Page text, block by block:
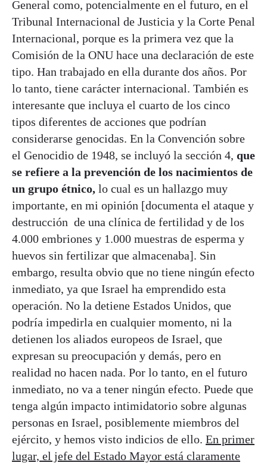
General como, potencialmente en el futuro, en el
Tribunal Internacional de Justicia y la Corte Penal
Internacional, porque es la primera vez que la
Comisión de la ONU hace una declaración de este
tipo. Han trabajado en ella durante dos años. Por
lo tanto, tiene carácter internacional. También es
interesante que incluya el cuarto de los cinco
tipos diferentes de acciones que podrían
considerarse genocidas. En la Convención sobre
el Genocidio de 1948, se incluyó la sección 4, que
se refiere a la prevención de los nacimientos de
un grupo étnico, lo cual es un hallazgo muy
importante, en mi opinión [documenta el ataque y
destrucción de una clínica de fertilidad y de los
4.000 embriones y 1.000 muestras de esperma y
huevos sin fertilizar que almacenaba]. Sin
embargo, resulta obvio que no tiene ningún efecto
inmediato, ya que Israel ha emprendido esta
operación. No la detiene Estados Unidos, que
podría impedirla en cualquier momento, ni la
detienen los aliados europeos de Israel, que
expresan su preocupación y demás, pero en
realidad no hacen nada. Por lo tanto, en el futuro
inmediato, no va a tener ningún efecto. Puede que
tenga algún impacto intimidatorio sobre algunas
personas en Israel, posiblemente miembros del
ejército, y hemos visto indicios de ello. En primer
lugar, el jefe del Estado Mayor está claramente